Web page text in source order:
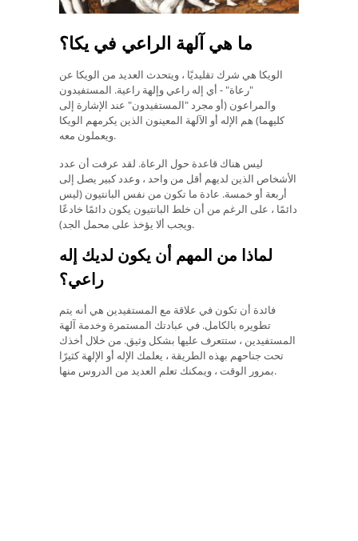
ما هي آلهة الراعي في يكا؟
الويكا هي شرك تقليديًا ، ويتحدث العديد من الويكا عن
"رعاة" - أي إله راعي وإلهة راعية. المستفيدون
والمراعون (أو مجرد "المستفيدون" عند الإشارة إلى
كليهما) هم الإله أو الآلهة المعينون الذين يكرمهم الويكا
ويعملون معه.
ليس هناك قاعدة حول الرعاة. لقد عرفت أن عدد
الأشخاص الذين لديهم أقل من واحد ، وعدد كبير يصل إلى
أربعة أو خمسة. عادة ما تكون من نفس البانتيون (ليس
دائمًا ، على الرغم من أن خلط البانتيون يكون دائمًا خادعًا
ويجب ألا يؤخذ على محمل الجد).
لماذا من المهم أن يكون لديك إله
راعي؟
فائدة أن تكون في علاقة مع المستفيدين هي أنه يتم
تطويره بالكامل. في عبادتك المستمرة وخدمة آلهة
المستفيدين ، ستتعرف عليها بشكل وثيق. من خلال أخذك
تحت جناحهم بهذه الطريقة ، يعلمك الإله أو الإلهة كثيرًا
بمرور الوقت ، ويمكنك تعلم العديد من الدروس منها.